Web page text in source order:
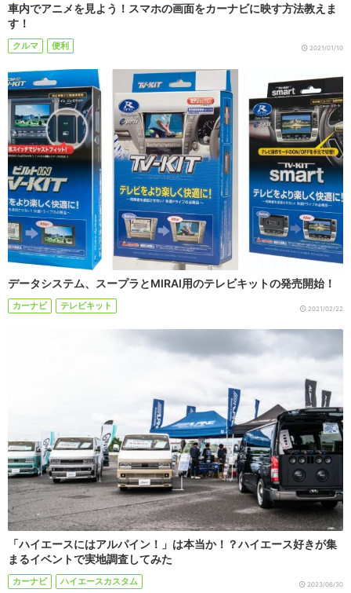
車内でアニメを見よう！スマホの画面をカーナビに映す方法教えま
す！
クルマ 便利 2021/01/10
データシステム、スープラとMIRAI用のテレビキットの発売開始！
カーナビ テレビキット 2021/02/22
「ハイエースにはアルパイン！」は本当か！？ハイエース好きが集
まるイベントで実地調査してみた
カーナビ ハイエースカスタム 2023/06/30